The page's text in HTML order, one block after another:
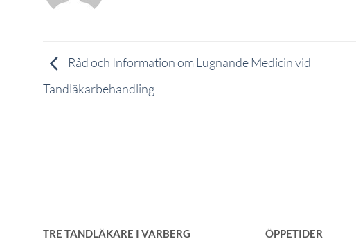
Råd och Information om Lugnande Medicin vid
Tandläkarbehandling
TRE TANDLÄKARE I VARBERG ÖPPETIDER